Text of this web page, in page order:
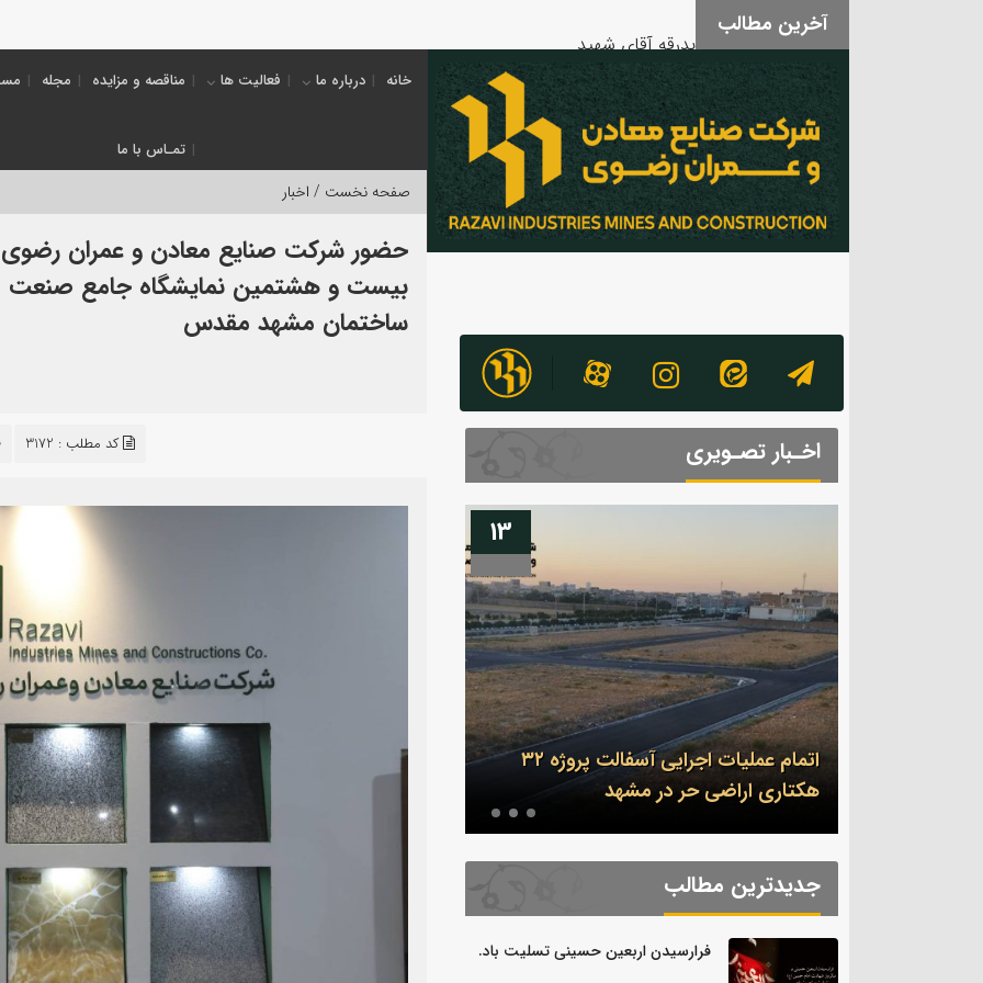
آخرین مطالب
خانه درباره ما فعالیت ها مناقصه و مزایده مجله
تمـاس با ما
صفحه نخست / اخبار
حضور شرکت صنایع معادن و عمران
بیست و هشتمین نمایشگاه جامع صنعت
ساختمان مشهد مقدس
کد مطلب : 3172 اخـبار تصـویری
13
اتمام عملیات اجرایی آسفالت پروژه ۳۲
هکتاری اراضی حر در مشهد
جدیدترین مطالب
فرارسیدن اربعین حسینی تسلیت باد.